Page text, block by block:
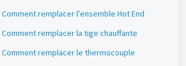
remplacer l'ensemble Hot End
remplacer la tige chauffante
Comment remplacer le thermocouple